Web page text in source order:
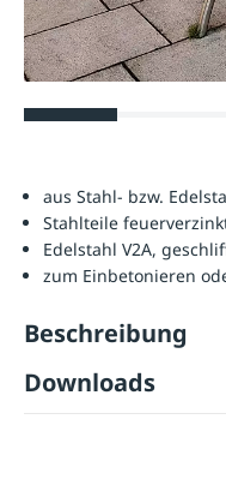
aus Stahl- bzw.
Stahlteile
Edelstahl V2A,
zum Einbetonieren
Beschreibung
Downloads